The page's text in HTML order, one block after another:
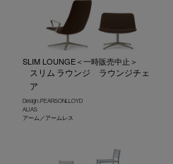
SLIM LOUNGE＜一時販売中止＞
スリム ラウンジ ラウンジチェ
ア
Design : PEARSONLLOYD
ALIAS
アーム／アームレス